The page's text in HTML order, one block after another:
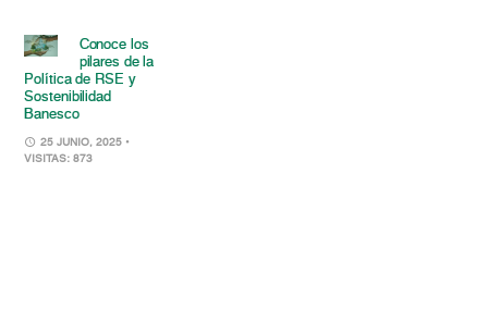
Conoce los
pilares de la
Política de RSE y
Sostenibilidad
Banesco
25 JUNIO, 2025 •
VISITAS: 873